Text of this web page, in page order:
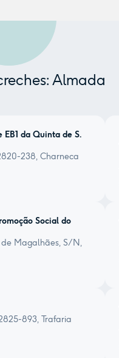
Almada
EB1 da Quinta de S.
238, Charneca
Social do
de Magalhães, S/N,
893, Trafaria